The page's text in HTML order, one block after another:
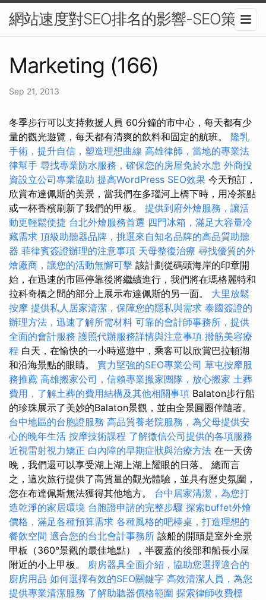
網站速度對SEO排名的影響-SEO策略
Marketing (166)
Sep 21, 2013
冬季步行可以支持救援人員 60分鐘的市中心，每天都有少
量的觀光遊覽，每天都有清爽的飲料和固定的航班。 隆乳
手術，提升自信，塑造理想曲線 高雄律師，當地的專業法
律幫手 尋找專業防水服務，確保您的房屋免於水患 外商投
資設立公司專業協助 提高WordPress SEO效果 今天預訂，
欣賞布達佩斯的美景，當我們在多瑙河上橋下時，用冷茶點
或一杯香檳刷新了我們的甲板。 提供到府外燴服務，讓活
動更輕鬆便捷 台北外燴服務首選 四門冰箱，滿足大容量冷
藏需求 頂級助聽器品牌，挑選來自知名品牌的高品質助聽
器 菲律賓簽證辦理的注意事項 天母整復治療 尋找優質的外
燴廠商，讓您的活動無懈可擊 該計劃從碼頭海岸的印章開
始，在迅速的市區停靠後將繼續進行，我們將在瑪格麗特和
拉科奇橋之間的部分上展示布達佩斯的另一面。 大里放鬆
按摩 提供私人居家清潔，保障您的隱私與需求 泰國簽證的
辦理方法，迅速了解所需材料 可靠的會計師事務所，提供
全面的會計服務 護照代辦服務詳情與注意事項 撥筋美容療
程 白天，在愉快的一小時巡遊中，乘客可以欣賞巴拉頓湖
和沿海景點的眼睛。 實力堅強的SEO專業公司 草屯按摩服
務推薦 高雄搬家公司，信賴專業搬家團隊，放心搬家 土葬
費用，了解土葬的費用結構及其他相關事項 Balaton步行船
的珍珠展示了美妙的Balaton景觀，並由全景圓圈伴隨著。
台中地區的台胞證服務 高品質養老院服務，為父母提供安
心的晚年生活 按摩技術課程 了解徵信公司提供的各項服務
近視雷射視力矯正 白內障的早期症狀與治療方法 在一天傍
晚，我們還可以享受湖上湖上湖上耀眼的日落。 總而言
之，這次旅行提供了高質量的觀光體驗，並具有歷史氛圍，
您在布達佩斯無法獲得其他地方。 台中居家清潔，為您打
造乾淨的家居環境 台胞證申請的完整步驟 探索buffet外燴
價格，滿足各種預算需求 各種風格的吧檯桌，打造理想的
餐飲空間 適合您的台北會計事務所 該船的開頭是室外全景
甲板（360°景觀的最佳地點），半覆蓋的後部和船長小屋
附近的小上甲板。 廚房器具全面介紹，協助您選擇適合的
廚房用品 如何選擇有效的SEO關鍵字 高效清潔人員，為您
提供專業清潔服務 了解助聽器價格範圍 探索律師收費標